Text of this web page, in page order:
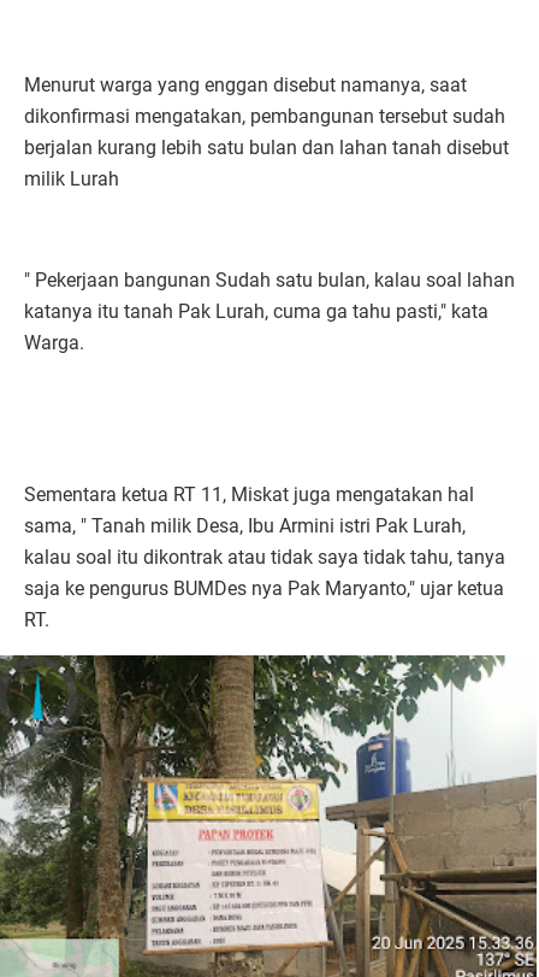
Menurut warga yang enggan disebut namanya, saat
dikonfirmasi mengatakan, pembangunan tersebut sudah
berjalan kurang lebih satu bulan dan lahan tanah disebut
milik Lurah
" Pekerjaan bangunan Sudah satu bulan, kalau soal lahan
katanya itu tanah Pak Lurah, cuma ga tahu pasti," kata
Warga.
Sementara ketua RT 11, Miskat juga mengatakan hal
sama, " Tanah milik Desa, Ibu Armini istri Pak Lurah,
kalau soal itu dikontrak atau tidak saya tidak tahu, tanya
saja ke pengurus BUMDes nya Pak Maryanto," ujar ketua
RT.